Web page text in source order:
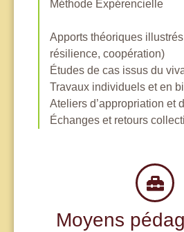
Méthode Expérencielle
Apports théoriques
résilience, coopération)
Études de cas issus du
Travaux individuels et en
Ateliers d’appropriation et
Échanges et retours
Moyens